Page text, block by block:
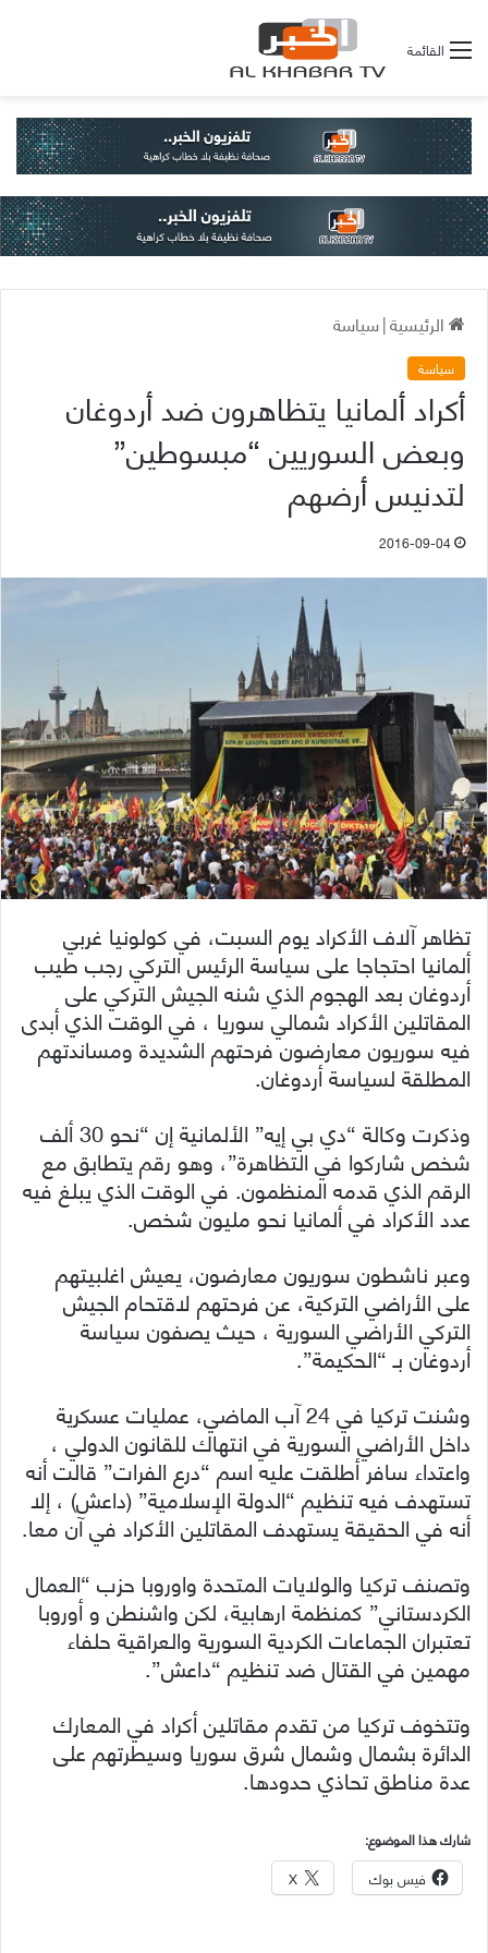
القائمة
الرئيسية|سياسة
سياسة
أكراد ألمانيا يتظاهرون ضد أردوغان
وبعض السوريين “مبسوطين”
لتدنيس أرضهم
2016-09-04
تظاهر آلاف الأكراد يوم السبت، في كولونيا غربي
ألمانيا احتجاجا على سياسة الرئيس التركي رجب طيب
أردوغان بعد الهجوم الذي شنه الجيش التركي على
المقاتلين الأكراد شمالي سوريا ، في الوقت الذي أبدى
فيه سوريون معارضون فرحتهم الشديدة ومساندتهم
المطلقة لسياسة أردوغان.
وذكرت وكالة “دي بي إيه” الألمانية إن “نحو 30 ألف
شخص شاركوا في التظاهرة”، وهو رقم يتطابق مع
الرقم الذي قدمه المنظمون. في الوقت الذي يبلغ فيه
عدد الأكراد في ألمانيا نحو مليون شخص.
وعبر ناشطون سوريون معارضون، يعيش اغلبيتهم
على الأراضي التركية، عن فرحتهم لاقتحام الجيش
التركي الأراضي السورية ، حيث يصفون سياسة
أردوغان بـ “الحكيمة”.
وشنت تركيا في 24 آب الماضي، عمليات عسكرية
داخل الأراضي السورية في انتهاك للقانون الدولي ،
واعتداء سافر أطلقت عليه اسم “درع الفرات” قالت أنه
تستهدف فيه تنظيم “الدولة الإسلامية” (داعش) ، إلا
أنه في الحقيقة يستهدف المقاتلين الأكراد في آن معا.
وتصنف تركيا والولايات المتحدة واوروبا حزب “العمال
الكردستاني” كمنظمة ارهابية، لكن واشنطن و أوروبا
تعتبران الجماعات الكردية السورية والعراقية حلفاء
مهمين في القتال ضد تنظيم “داعش”.
وتتخوف تركيا من تقدم مقاتلين أكراد في المعارك
الدائرة بشمال وشمال شرق سوريا وسيطرتهم على
عدة مناطق تحاذي حدودها.
شارك هذا الموضوع:
فيس بوك X